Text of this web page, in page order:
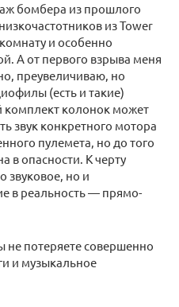
бомбера из прошлого
из Tower
и особенно
А от первого взрыва меня
преувеличиваю, но
(есть и такие)
комплект колонок может
звук конкретного мотора
пулемета, но до того
в опасности. К черту
звуковое, но и
в реальность — прямо-
не потеряете совершенно
и музыкальное